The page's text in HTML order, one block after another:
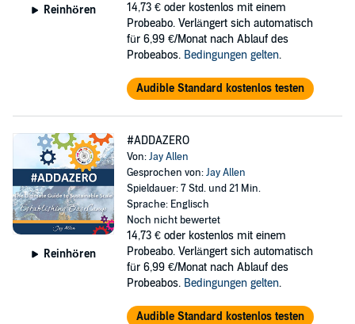
Reinhören 14,73 € oder kostenlos mit einem
Probeabo. Verlängert sich automatisch
für 6,99 €/Monat nach Ablauf des
Probeabos. Bedingungen gelten.
Audible Standard kostenlos testen
Reinhören
#ADDAZERO
Von:Jay Allen
Gesprochen von:Jay Allen
Spieldauer: 7 Std. und 21 Min.
Sprache: Englisch
Noch nicht bewertet
14,73 € oder kostenlos mit einem
Probeabo. Verlängert sich automatisch
für 6,99 €/Monat nach Ablauf des
Probeabos. Bedingungen gelten.
Audible Standard kostenlos testen